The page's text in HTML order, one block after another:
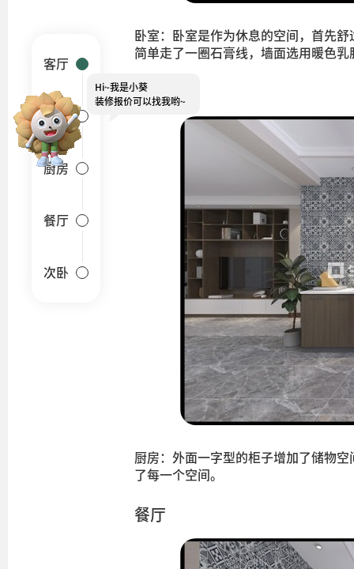
卧室：卧室是作为休息的空间，首先
简单走了一圈石膏线，墙面选用暖色
厨房
厨房：外面一字型的柜子增加了储物
了每一个空间。
餐厅
客厅
卧室
厨房
餐厅
次卧
Hi~我是小葵
装修报价可以找我哟~